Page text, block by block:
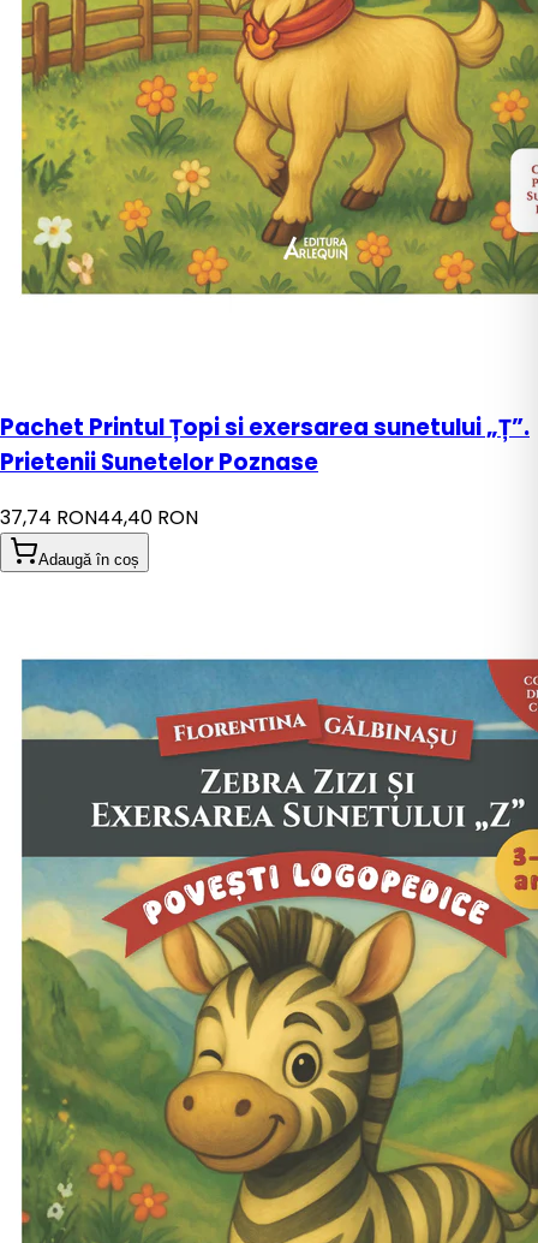
Pachet Printul Țopi si exersarea sunetului „Ț”.
Prietenii Sunetelor Poznase
37,74 RON44,40 RON
Adaugă în coș